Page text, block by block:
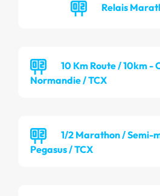
Relais
10 Km Route / 10km -
Normandie / TCX
1/2 Marathon / Semi-
Pegasus / TCX